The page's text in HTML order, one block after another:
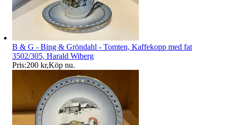
B & G - Bing & Gröndahl - Tomten, Kaffekopp med fat
3502/305, Harald Wiberg
Pris:200 kr,Köp nu.